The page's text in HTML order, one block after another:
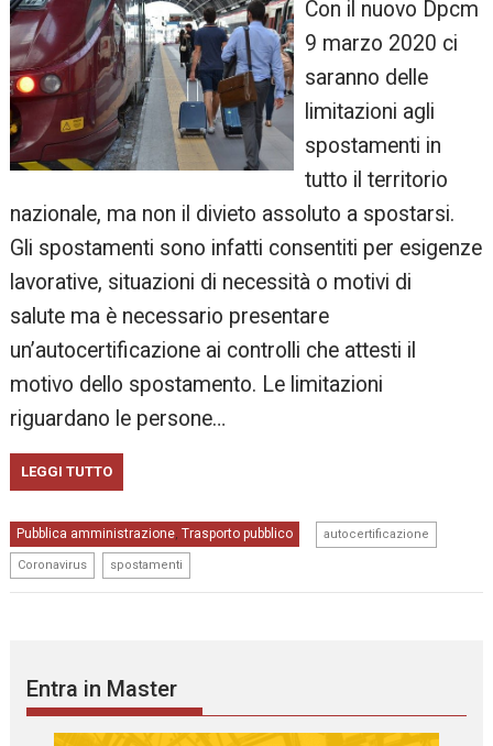
Con il nuovo Dpcm
9 marzo 2020 ci
saranno delle
limitazioni agli
spostamenti in
tutto il territorio
nazionale, ma non il divieto assoluto a spostarsi.
Gli spostamenti sono infatti consentiti per esigenze
lavorative, situazioni di necessità o motivi di
salute ma è necessario presentare
un’autocertificazione ai controlli che attesti il
motivo dello spostamento. Le limitazioni
riguardano le persone…
LEGGI TUTTO
Pubblica amministrazione,Trasporto pubblico autocertificazione
Coronavirus spostamenti
Entra in Master